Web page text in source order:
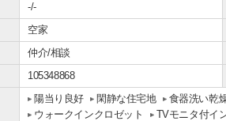
-/-
空家
仲介/相談
105348868
陽当り良好 閑静な住宅地 食器洗い乾
ウォークインクロゼット
TVモニタ付イ